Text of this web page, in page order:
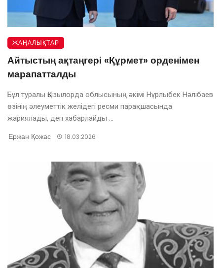
ЖАҢАЛЫҚТАР
Айтыстың ақтаңгері «Құрмет» орденімен
марапатталды
Бұл туралы Қызылорда облысының әкімі Нұрлыбек Нәлібаев
өзінің әлеуметтік желідегі ресми парақшасында
жариялады, деп хабарлайды ...
Ержан Қожас 18.03.2026